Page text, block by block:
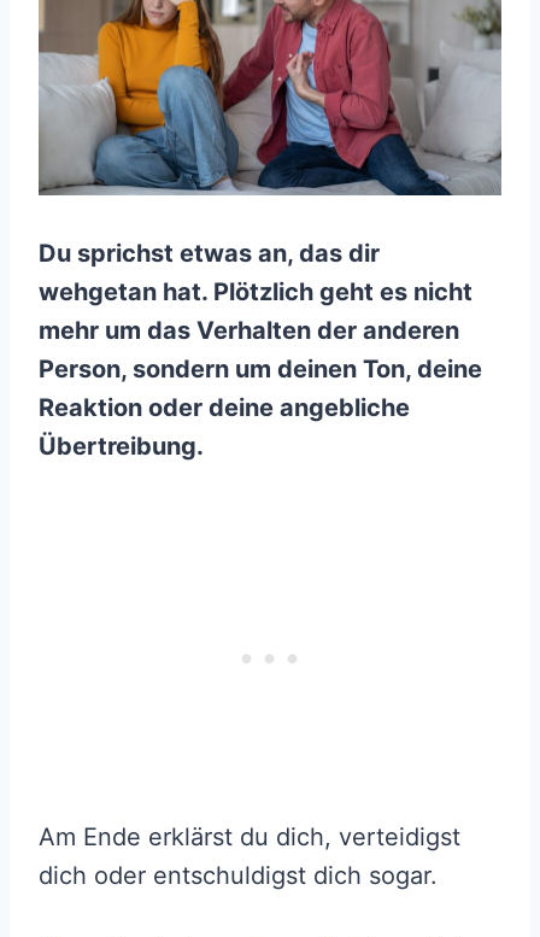
Du sprichst etwas an, das dir
wehgetan hat. Plötzlich geht es nicht
mehr um das Verhalten der anderen
Person, sondern um deinen Ton, deine
Reaktion oder deine angebliche
Übertreibung.
Am Ende erklärst du dich, verteidigst
dich oder entschuldigst dich sogar.